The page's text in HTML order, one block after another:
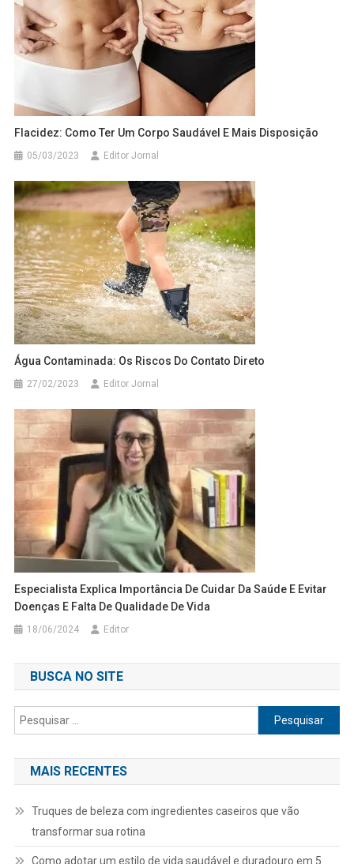
Flacidez: Como Ter Um Corpo Saudável E Mais Disposição
05/03/2023 Editor Jornal
Água Contaminada: Os Riscos Do Contato Direto
27/02/2023 Editor Jornal
Especialista Explica Importância De Cuidar Da Saúde E Evitar
Doenças E Falta De Qualidade De Vida
18/06/2024 Editor
BUSCA NO SITE
Pesquisar
por:
MAIS RECENTES
Truques de beleza com ingredientes caseiros que vão
transformar sua rotina
Como adotar um estilo de vida saudável e duradouro em 5